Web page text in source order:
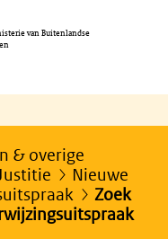
van Buitenlandse
& overige
Nieuwe
Zoek